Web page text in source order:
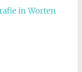
in Worten